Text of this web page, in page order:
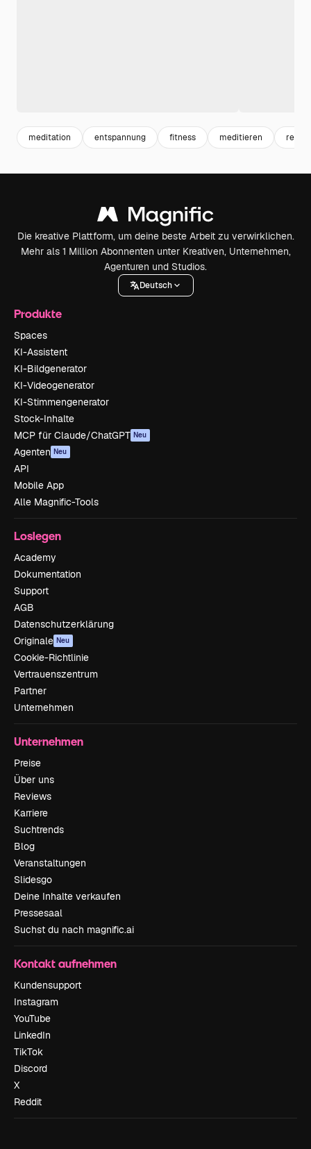
meditation entspannung fitness meditieren relax
Die kreative Plattform, um deine beste Arbeit zu verwirklichen.
Mehr als 1 Million Abonnenten unter Kreativen, Unternehmen,
Agenturen und Studios.
Deutsch
Produkte
Spaces
KI-Assistent
KI-Bildgenerator
KI-Videogenerator
KI-Stimmengenerator
Stock-Inhalte
MCP für Claude/ChatGPT Neu
Agenten Neu
API
Mobile App
Alle Magnific-Tools
Loslegen
Academy
Dokumentation
Support
AGB
Datenschutzerklärung
Originale Neu
Cookie-Richtlinie
Vertrauenszentrum
Partner
Unternehmen
Unternehmen
Preise
Über uns
Reviews
Karriere
Suchtrends
Blog
Veranstaltungen
Slidesgo
Deine Inhalte verkaufen
Pressesaal
Suchst du nach magnific.ai
Kontakt aufnehmen
Kundensupport
Instagram
YouTube
LinkedIn
TikTok
Discord
X
Reddit